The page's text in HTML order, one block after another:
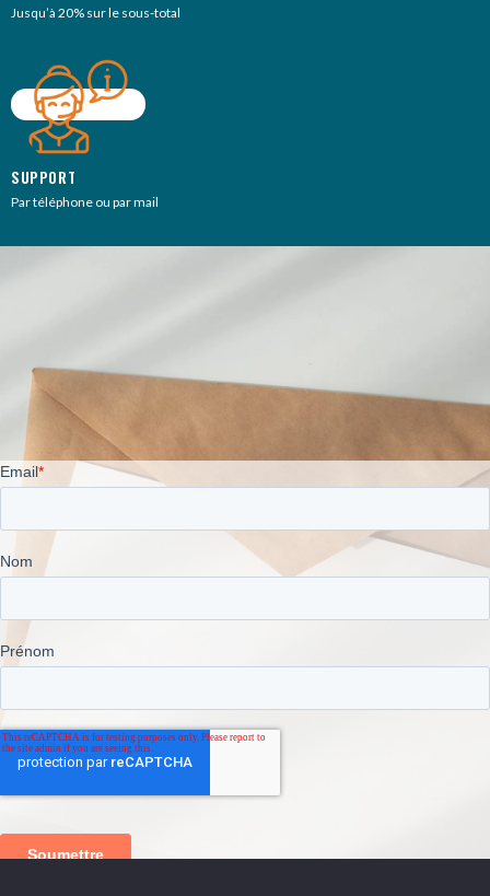
Jusqu’à 20% sur le sous-total
SUPPORT
Par téléphone ou par mail